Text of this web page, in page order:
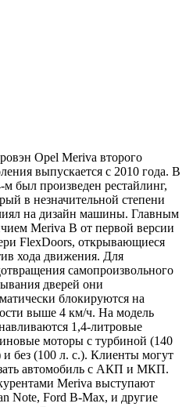
Opel Meriva второго
выпускается с 2010 года. В
м был произведен рестайлинг,
в незначительной степени
на дизайн машины. Главным
Meriva B от первой версии
FlexDoors, открывающиеся
хода движения. Для
самопроизвольного
дверей они
блокируются на
выше 4 км/ч. На модель
1,4-литровые
моторы с турбиной (140
и без (100 л. с.). Клиенты могут
автомобиль с АКП и МКП.
Meriva выступают
Note, Ford B-Max, и другие